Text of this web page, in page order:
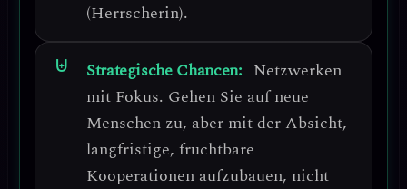
(Herrscherin).
Strategische Chancen: Netzwerken
mit Fokus. Gehen Sie auf neue
Menschen zu, aber mit der Absicht,
langfristige, fruchtbare
Kooperationen aufzubauen, nicht